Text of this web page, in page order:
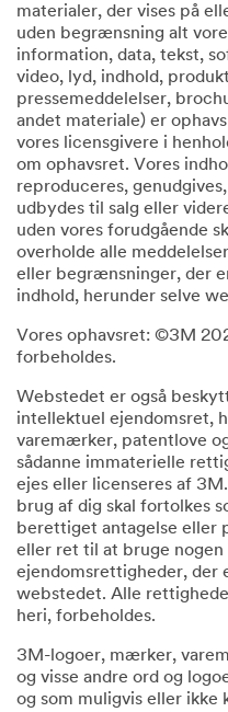
materialer, der vises på
uden begrænsning alt
information, data, tekst,
video, lyd, indhold,
pressemeddelelser,
andet materiale) er
vores licensgivere i
om ophavsret. Vores
reproduceres,
udbydes til salg eller
uden vores forudgående
overholde alle
eller begrænsninger, der
indhold, herunder selve
Vores ophavsret: ©3M
forbeholdes.
Webstedet er også
intellektuel ejendomsret,
varemærker, patentlove
sådanne immaterielle
ejes eller licenseres af
brug af dig skal fortolkes
berettiget antagelse eller
eller ret til at bruge
ejendomsrettigheder, der
webstedet. Alle
heri, forbeholdes.
3M-logoer, mærker,
og visse andre ord og
og som muligvis eller ikke